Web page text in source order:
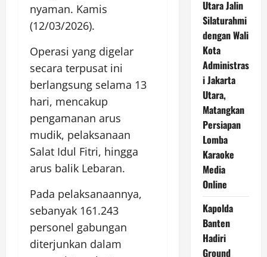
nyaman. Kamis
(12/03/2026).
Operasi yang digelar
secara terpusat ini
berlangsung selama 13
hari, mencakup
pengamanan arus
mudik, pelaksanaan
Salat Idul Fitri, hingga
arus balik Lebaran.
Pada pelaksanaannya,
sebanyak 161.243
personel gabungan
diterjunkan dalam
Utara Jalin
Silaturahmi
dengan Wali
Kota
Administras
i Jakarta
Utara,
Matangkan
Persiapan
Lomba
Karaoke
Media
Online
Kapolda
Banten
Hadiri
Ground